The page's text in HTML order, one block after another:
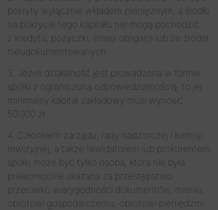
pokryty wyłącznie wkładem pieniężnym, a środki
na pokrycie tego kapitału nie mogą pochodzić
z kredytu, pożyczki, emisji obligacji lub ze źródeł
nieudokumentowanych.
3. Jeżeli działalność jest prowadzona w formie
spółki z ograniczoną odpowiedzialnością, to jej
minimalny kapitał zakładowy musi wynosić
50.000 zł.
4. Członkiem zarządu, rady nadzorczej i komisji
rewizyjnej, a także likwidatorem lub prokurentem
spółki może być tylko osoba, która nie była
prawomocnie skazana za przestępstwo
przeciwko wiarygodności dokumentów, mieniu,
obrotowi gospodarczemu, obrotowi pieniędzmi